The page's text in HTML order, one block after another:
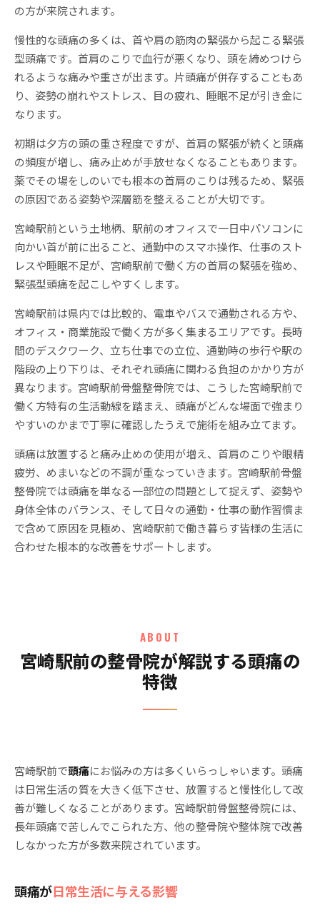
の方が来院されます。
慢性的な頭痛の多くは、首や肩の筋肉の緊張から起こる緊張
型頭痛です。首肩のこりで血行が悪くなり、頭を締めつけら
れるような痛みや重さが出ます。片頭痛が併存することもあ
り、姿勢の崩れやストレス、目の疲れ、睡眠不足が引き金に
なります。
初期は夕方の頭の重さ程度ですが、首肩の緊張が続くと頭痛
の頻度が増し、痛み止めが手放せなくなることもあります。
薬でその場をしのいでも根本の首肩のこりは残るため、緊張
の原因である姿勢や深層筋を整えることが大切です。
宮崎駅前という土地柄、駅前のオフィスで一日中パソコンに
向かい首が前に出ること、通勤中のスマホ操作、仕事のスト
レスや睡眠不足が、宮崎駅前で働く方の首肩の緊張を強め、
緊張型頭痛を起こしやすくします。
宮崎駅前は県内では比較的、電車やバスで通勤される方や、
オフィス・商業施設で働く方が多く集まるエリアです。長時
間のデスクワーク、立ち仕事での立位、通勤時の歩行や駅の
階段の上り下りは、それぞれ頭痛に関わる負担のかかり方が
異なります。宮崎駅前骨盤整骨院では、こうした宮崎駅前で
働く方特有の生活動線を踏まえ、頭痛がどんな場面で強まり
やすいのかまで丁寧に確認したうえで施術を組み立てます。
頭痛は放置すると痛み止めの使用が増え、首肩のこりや眼精
疲労、めまいなどの不調が重なっていきます。宮崎駅前骨盤
整骨院では頭痛を単なる一部位の問題として捉えず、姿勢や
身体全体のバランス、そして日々の通勤・仕事の動作習慣ま
で含めて原因を見極め、宮崎駅前で働き暮らす皆様の生活に
合わせた根本的な改善をサポートします。
ABOUT
宮崎駅前の整骨院が解説する頭痛の
特徴
宮崎駅前で頭痛にお悩みの方は多くいらっしゃいます。頭痛
は日常生活の質を大きく低下させ、放置すると慢性化して改
善が難しくなることがあります。宮崎駅前骨盤整骨院には、
長年頭痛で苦しんでこられた方、他の整骨院や整体院で改善
しなかった方が多数来院されています。
頭痛が日常生活に与える影響